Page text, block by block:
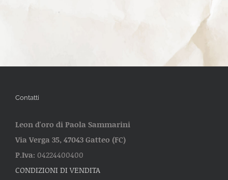
Contatti
Leon d'oro di Paola Sammarini
Via Verga 35, 47043 Gatteo (FC)
P.Iva: 04224400400
CONDIZIONI DI VENDITA